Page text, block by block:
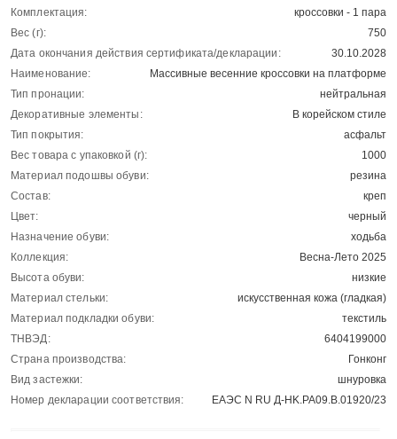
Комплектация:
кроссовки - 1 пара
Вес (г):
750
Дата окончания действия сертификата/декларации:
30.10.2028
Наименование:
Массивные весенние кроссовки на платформе
Тип пронации:
нейтральная
Декоративные элементы:
В корейском стиле
Тип покрытия:
асфальт
Вес товара с упаковкой (г):
1000
Материал подошвы обуви:
резина
Состав:
креп
Цвет:
черный
Назначение обуви:
ходьба
Коллекция:
Весна-Лето 2025
Высота обуви:
низкие
Материал стельки:
искусственная кожа (гладкая)
Материал подкладки обуви:
текстиль
ТНВЭД:
6404199000
Страна производства:
Гонконг
Вид застежки:
шнуровка
Номер декларации соответствия:
ЕАЭС N RU Д-HK.РА09.В.01920/23